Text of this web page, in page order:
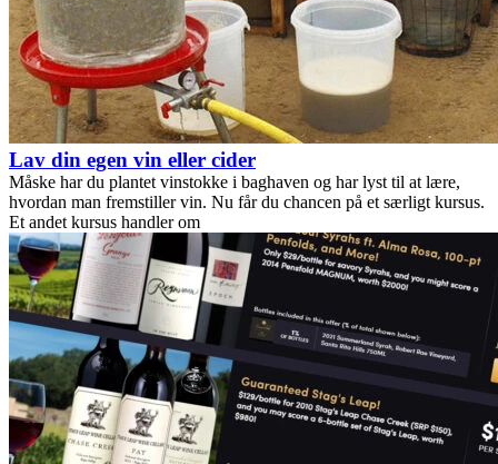
Lav din egen vin eller cider
Måske har du plantet vinstokke i baghaven og har lyst til at lære,
hvordan man fremstiller vin. Nu får du chancen på et særligt kursus.
Et andet kursus handler om